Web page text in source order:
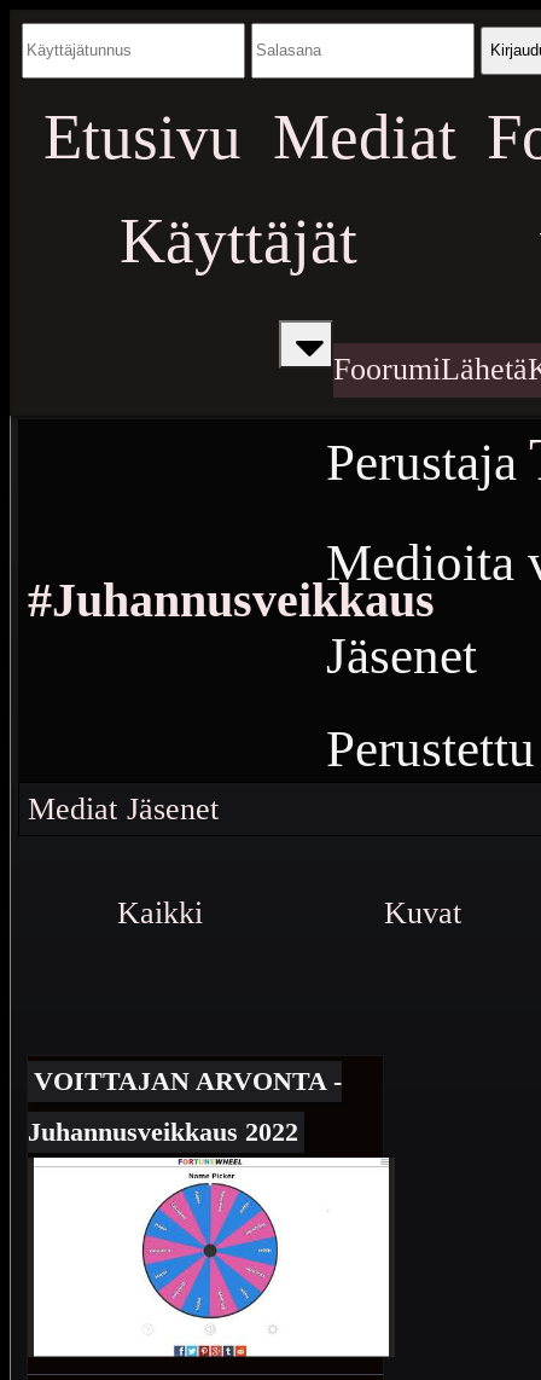
Etusivu Mediat
Käyttäjät
FoorumiLähetä
#Juhannusveikkaus
Perustaja
Medioita
Jäsenet
Perustettu
Mediat Jäsenet
Kaikki Kuvat
VOITTAJAN ARVONTA -
Juhannusveikkaus 2022